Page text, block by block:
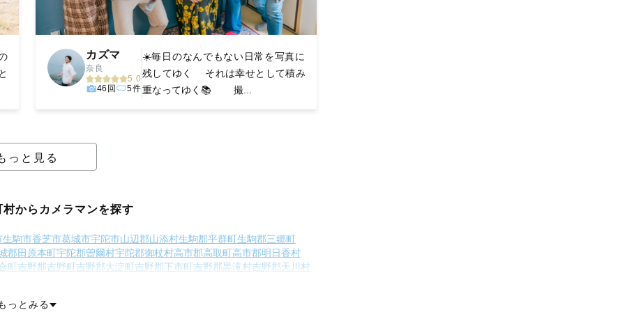
カズマ
奈良
5.0
46回
5件
☀️毎日のなんでもない日常を写真に
残してゆく それは幸せとして積み
重なってゆく📚 撮...
っと見る
からカメラマンを探す
生駒市香芝市葛城市宇陀市山辺郡山添村生駒郡平群町生駒郡三郷町
郡田原本町宇陀郡曽爾村宇陀郡御杖村高市郡高取町高市郡明日香村
町吉野郡吉野町吉野郡大淀町吉野郡下市町吉野郡黒滝村吉野郡天川村
っとみる